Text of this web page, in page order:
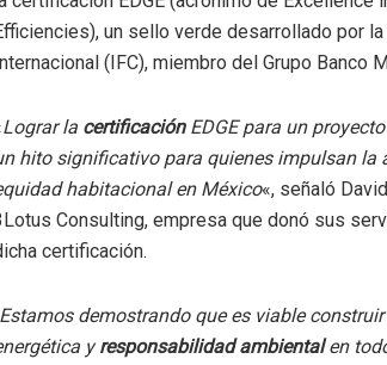
un sello verde desarrollado por
(IFC), miembro del Grupo Banco
Lograr la certificación EDGE para un
hito significativo para quienes impulsan la
habitacional en México«, señaló
Consulting, empresa que donó sus
certificación.
Estamos demostrando que es viable
yresponsabilidad ambientalen